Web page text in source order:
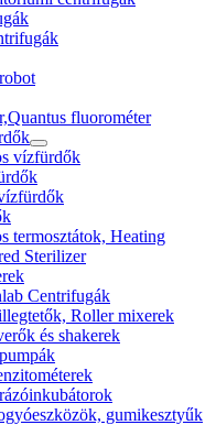
fluorométer
vízfürdők
termosztátok, Heating
Sterilizer
Centrifugák
Roller mixerek
és shakerek
gumikesztyűk